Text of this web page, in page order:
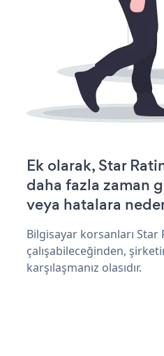
Ek olarak, Star
daha fazla zaman
veya hatalara
Bilgisayar korsanları Star
çalışabileceğinden,
karşılaşmanız olasıdır.